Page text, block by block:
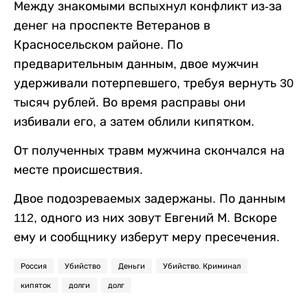
Между знакомыми вспыхнул конфликт из-за
денег на проспекте Ветеранов в
Красносельском районе. По
предварительным данным, двое мужчин
удерживали потерпевшего, требуя вернуть 30
тысяч рублей. Во время расправы они
избивали его, а затем облили кипятком.
От полученных травм мужчина скончался на
месте происшествия.
Двое подозреваемых задержаны. По данным
112, одного из них зовут Евгений М. Вскоре
ему и сообщнику изберут меру пресечения.
Россия Убийство Деньги Убийство. Криминал
кипяток долги долг